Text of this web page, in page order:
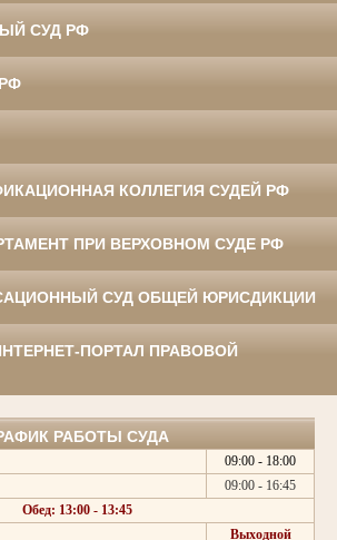
СУД РФ
КОЛЛЕГИЯ СУДЕЙ РФ
ПРИ ВЕРХОВНОМ СУДЕ РФ
СУД ОБЩЕЙ ЮРИСДИКЦИИ
ПОРТАЛ ПРАВОВОЙ
РАБОТЫ СУДА
09:00 - 18:00
09:00 - 16:45
Обед: 13:00 - 13:45
Выходной